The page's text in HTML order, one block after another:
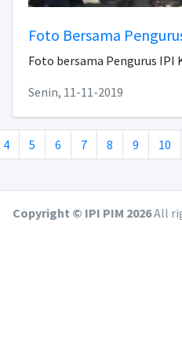
Foto Bersama
Foto bersama Pengurus IPI
Senin, 11-11-2019
4 5 6 7 8 9 10
Copyright © IPI PIM 2026All